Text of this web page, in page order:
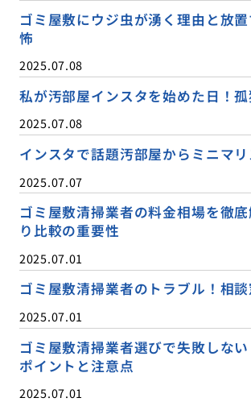
ゴミ屋敷にウジ虫が湧く理由と放
怖
2025.07.08
私が汚部屋インスタを始めた日！
2025.07.08
インスタで話題汚部屋からミニマ
2025.07.07
ゴミ屋敷清掃業者の料金相場を徹
り比較の重要性
2025.07.01
ゴミ屋敷清掃業者のトラブル！相
2025.07.01
ゴミ屋敷清掃業者選びで失敗しな
ポイントと注意点
2025.07.01